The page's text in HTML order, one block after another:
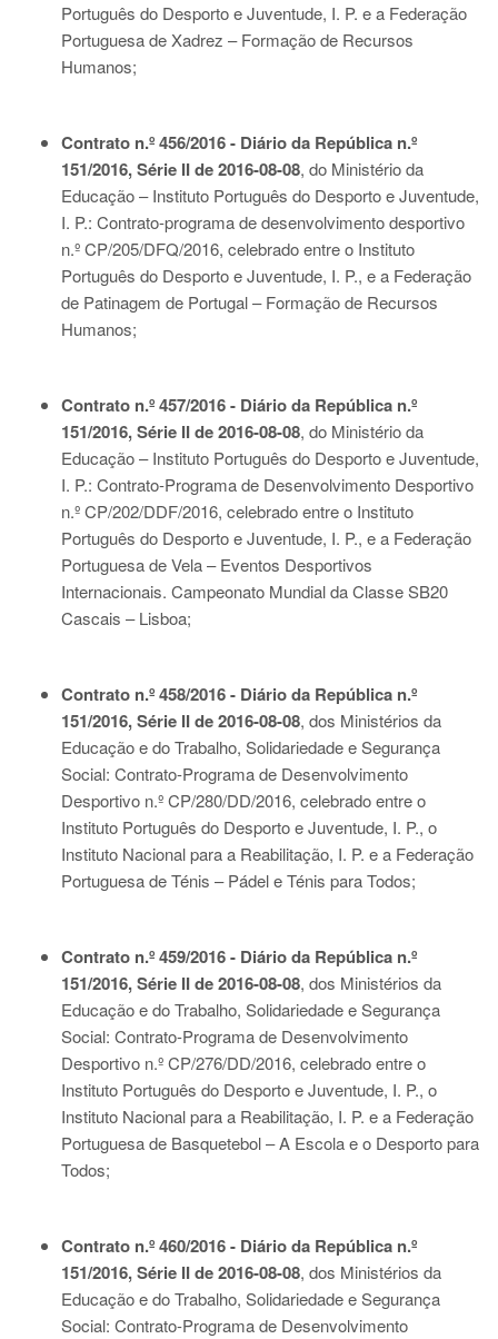
Português do Desporto e Juventude, I. P. e a Federação
Portuguesa de Xadrez – Formação de Recursos
Humanos;
Contrato n.º 456/2016 - Diário da República n.º
151/2016, Série II de 2016-08-08, do Ministério da
Educação – Instituto Português do Desporto e Juventude,
I. P.: Contrato-programa de desenvolvimento desportivo
n.º CP/205/DFQ/2016, celebrado entre o Instituto
Português do Desporto e Juventude, I. P., e a Federação
de Patinagem de Portugal – Formação de Recursos
Humanos;
Contrato n.º 457/2016 - Diário da República n.º
151/2016, Série II de 2016-08-08, do Ministério da
Educação – Instituto Português do Desporto e Juventude,
I. P.: Contrato-Programa de Desenvolvimento Desportivo
n.º CP/202/DDF/2016, celebrado entre o Instituto
Português do Desporto e Juventude, I. P., e a Federação
Portuguesa de Vela – Eventos Desportivos
Internacionais. Campeonato Mundial da Classe SB20
Cascais – Lisboa;
Contrato n.º 458/2016 - Diário da República n.º
151/2016, Série II de 2016-08-08, dos Ministérios da
Educação e do Trabalho, Solidariedade e Segurança
Social: Contrato-Programa de Desenvolvimento
Desportivo n.º CP/280/DD/2016, celebrado entre o
Instituto Português do Desporto e Juventude, I. P., o
Instituto Nacional para a Reabilitação, I. P. e a Federação
Portuguesa de Ténis – Pádel e Ténis para Todos;
Contrato n.º 459/2016 - Diário da República n.º
151/2016, Série II de 2016-08-08, dos Ministérios da
Educação e do Trabalho, Solidariedade e Segurança
Social: Contrato-Programa de Desenvolvimento
Desportivo n.º CP/276/DD/2016, celebrado entre o
Instituto Português do Desporto e Juventude, I. P., o
Instituto Nacional para a Reabilitação, I. P. e a Federação
Portuguesa de Basquetebol – A Escola e o Desporto para
Todos;
Contrato n.º 460/2016 - Diário da República n.º
151/2016, Série II de 2016-08-08, dos Ministérios da
Educação e do Trabalho, Solidariedade e Segurança
Social: Contrato-Programa de Desenvolvimento